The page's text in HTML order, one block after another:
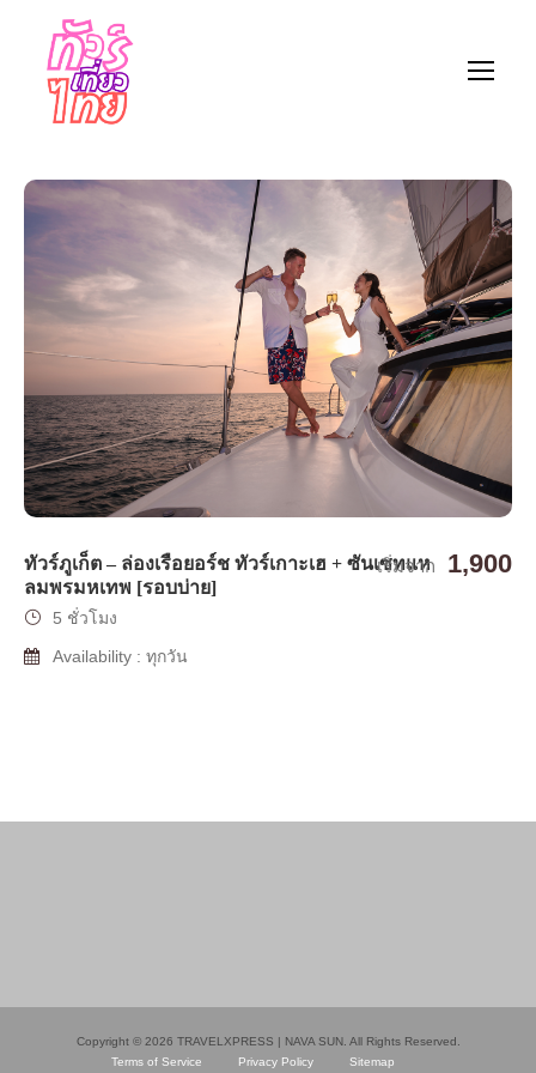
ทัวร์ภูเก็ต – ล่องเรือยอร์ช ทัวร์เกาะเฮ + ซันเซทแห
ลมพรมหเทพ [รอบบ่าย]
เริ่มจาก 1,900
5 ชั่วโมง
Availability : ทุกวัน
Copyright © 2026 TRAVELXPRESS | NAVA SUN. All Rights Reserved.
Terms of Service
Privacy Policy Sitemap